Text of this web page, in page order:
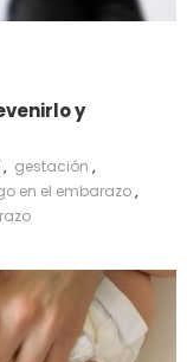
y
, gestación ,
en el embarazo,